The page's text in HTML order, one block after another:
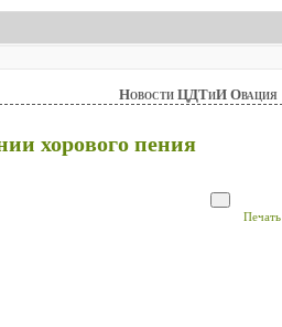
Новости ЦДТиИ Овация
хорового пения
Печать